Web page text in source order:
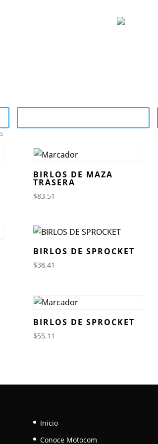
BIRLOS DE MAZA
TRASERA
$83.51
BIRLOS DE SPROCKET
$38.41
BIRLOS DE SPROCKET
$55.11
Inicio
Conoce Motocom